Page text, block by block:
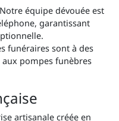
équipe dévouée est
garantissant
funéraires sont à des
pompes funèbres
artisanale créée en